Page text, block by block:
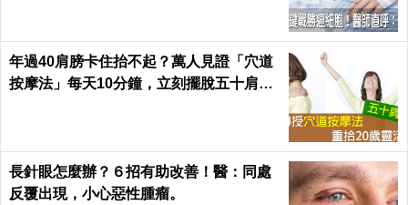
年過40肩膀卡住抬不起？萬人見證「穴道
按摩法」每天10分鐘，立刻擺脫五十肩｜
長針眼怎麼辦？６招有助改善！醫：同處
反覆出現，小心惡性腫瘤。